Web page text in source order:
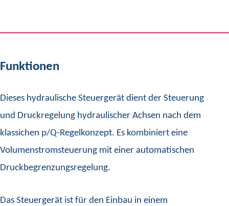
Funktionen
Dieses hydraulische Steuergerät dient der Steuerung
und Druckregelung hydraulischer Achsen nach dem
klassichen p/Q-Regelkonzept. Es kombiniert eine
Volumenstromsteuerung mit einer automatischen
Druckbegrenzungsregelung.
Das Steuergerät ist für den Einbau in einem